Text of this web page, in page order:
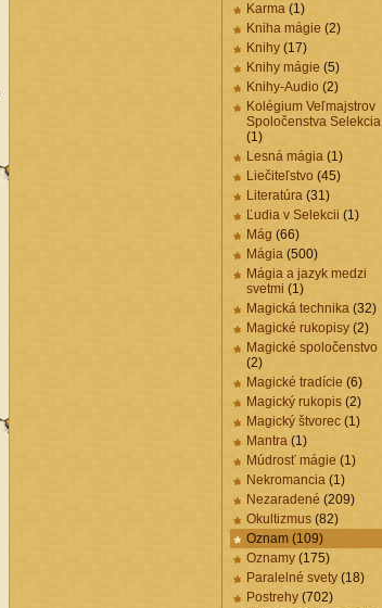
Karma (1)
Kniha mágie (2)
Knihy (17)
Knihy mágie (5)
Knihy-Audio (2)
Kolégium Veľmajstrov
Spoločenstva Selekcia
(1)
Lesná mágia (1)
Liečiteľstvo (45)
Literatúra (31)
Ľudia v Selekcii (1)
Mág (66)
Mágia (500)
Mágia a jazyk medzi
svetmi (1)
Magická technika (32)
Magické rukopisy (2)
Magické spoločenstvo
(2)
Magické tradície (6)
Magický rukopis (2)
Magický štvorec (1)
Mantra (1)
Múdrosť mágie (1)
Nekromancia (1)
Nezaradené (209)
Okultizmus (82)
Oznam (109)
Oznamy (175)
Paralelné svety (18)
Postrehy (702)